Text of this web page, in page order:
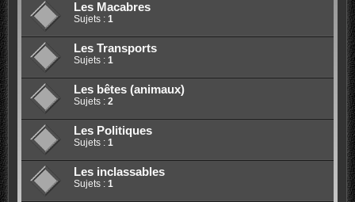
Les Macabres
Sujets : 1
Les Transports
Sujets : 1
Les bêtes (animaux)
Sujets : 2
Les Politiques
Sujets : 1
Les inclassables
Sujets : 1